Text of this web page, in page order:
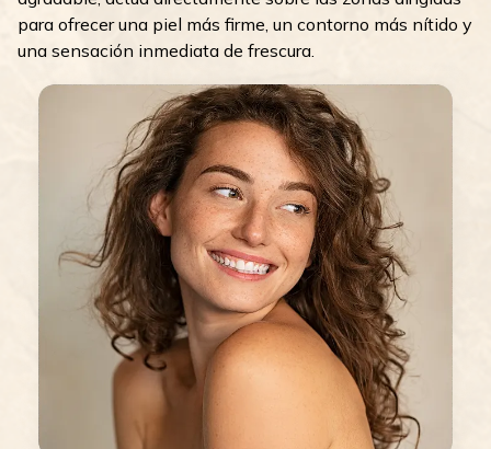
para ofrecer una piel más firme, un contorno más nítido y
una sensación inmediata de frescura.